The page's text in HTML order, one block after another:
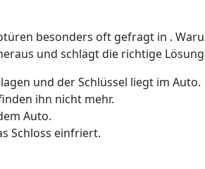
besonders oft gefragt in .
und schlägt die richtige
und der Schlüssel liegt im Auto.
ihn nicht mehr.
Auto.
Schloss einfriert.